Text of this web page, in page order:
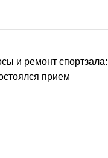
и ремонт спортзала:
прием